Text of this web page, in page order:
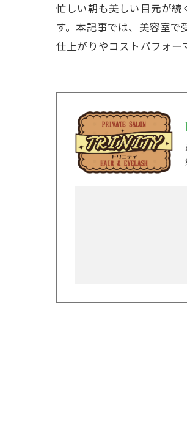
忙しい朝も美しい目元が
す。本記事では、美容室
仕上がりやコストパフォー